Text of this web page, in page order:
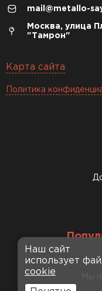
mail@metallo-
Москва, улица
"Тамрон"
Карта сайта
Политика
Мы
Наш сайт
использует
cookie